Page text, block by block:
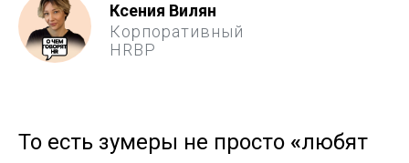
Ксения Вилян
Корпоративный
HRBP
То есть зумеры не просто «любят